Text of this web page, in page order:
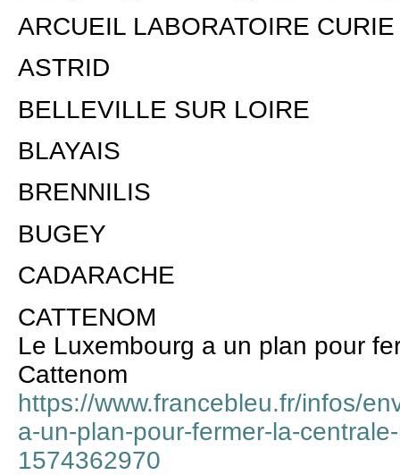
ARCUEIL LABORATOIRE CURIE
ASTRID
BELLEVILLE SUR LOIRE
BLAYAIS
BRENNILIS
BUGEY
CADARACHE
CATTENOM
Le Luxembourg a un plan pour
Cattenom
https://www.francebleu.fr/infos/
a-un-plan-pour-fermer-la-
1574362970